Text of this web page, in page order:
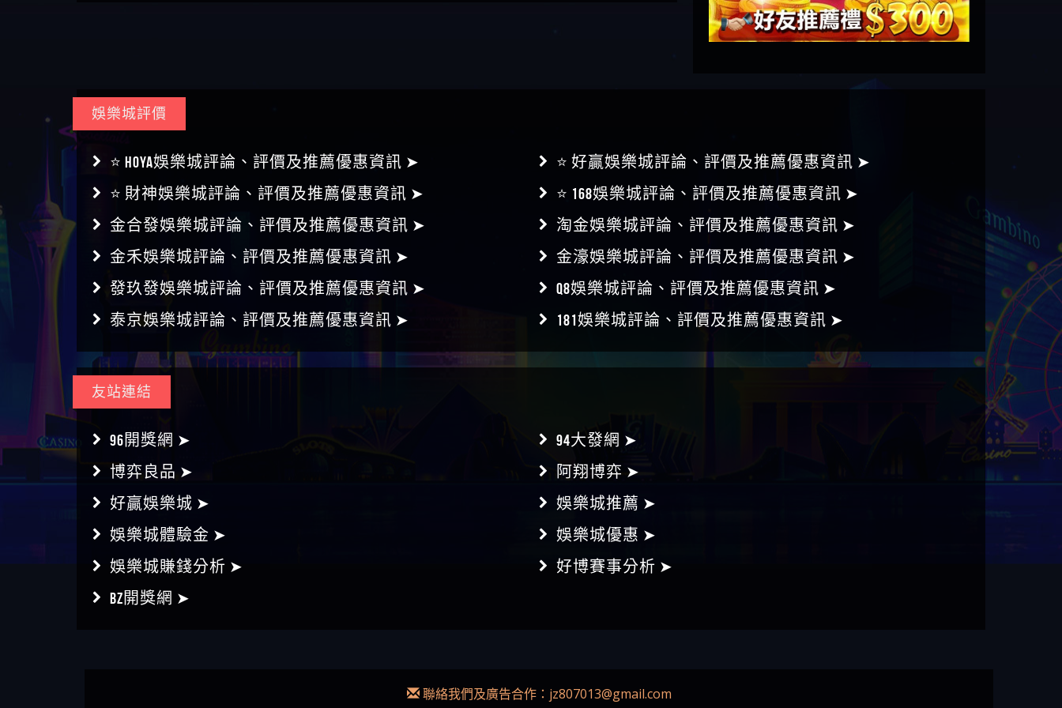
娛樂城評價
⭐ HOYA娛樂城評論、評價及推薦優惠資訊 ➤
⭐ 好贏娛樂城評論、評價及推薦優惠資訊 ➤
⭐ 財神娛樂城評論、評價及推薦優惠資訊 ➤
⭐ 168娛樂城評論、評價及推薦優惠資訊 ➤
金合發娛樂城評論、評價及推薦優惠資訊 ➤
淘金娛樂城評論、評價及推薦優惠資訊 ➤
金禾娛樂城評論、評價及推薦優惠資訊 ➤
金濠娛樂城評論、評價及推薦優惠資訊 ➤
發玖發娛樂城評論、評價及推薦優惠資訊 ➤
Q8娛樂城評論、評價及推薦優惠資訊 ➤
泰京娛樂城評論、評價及推薦優惠資訊 ➤
181娛樂城評論、評價及推薦優惠資訊 ➤
友站連結
96開獎網 ➤
94大發網 ➤
博弈良品 ➤
阿翔博弈 ➤
好贏娛樂城 ➤
娛樂城推薦 ➤
娛樂城體驗金 ➤
娛樂城優惠 ➤
娛樂城賺錢分析 ➤
好博賽事分析 ➤
BZ開獎網 ➤
聯絡我們及廣告合作： jz807013@gmail.com